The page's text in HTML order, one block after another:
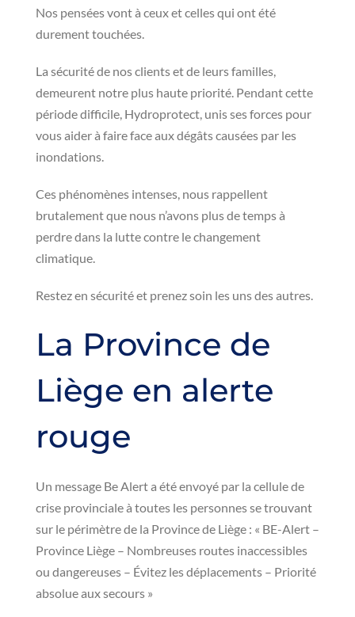
Nos pensées vont à ceux et celles qui ont été
durement touchées.
La sécurité de nos clients et de leurs familles,
demeurent notre plus haute priorité. Pendant cette
période difficile, Hydroprotect, unis ses forces pour
vous aider à faire face aux dégâts causées par les
inondations.
Ces phénomènes intenses, nous rappellent
brutalement que nous n’avons plus de temps à
perdre dans la lutte contre le changement
climatique.
Restez en sécurité et prenez soin les uns des autres.
La Province de
Liège en alerte
rouge
Un message Be Alert a été envoyé par la cellule de
crise provinciale à toutes les personnes se trouvant
sur le périmètre de la Province de Liège : « BE-Alert –
Province Liège – Nombreuses routes inaccessibles
ou dangereuses – Évitez les déplacements – Priorité
absolue aux secours »